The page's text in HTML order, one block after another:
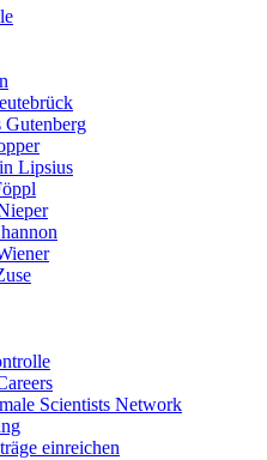
Gutenberg
Lipsius
Scientists Network
einreichen